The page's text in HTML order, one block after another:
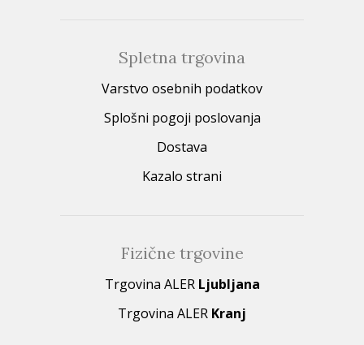
Spletna trgovina
Varstvo osebnih podatkov
Splošni pogoji poslovanja
Dostava
Kazalo strani
Fizične trgovine
Trgovina ALER Ljubljana
Trgovina ALER Kranj